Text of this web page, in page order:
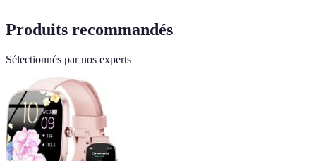
Produits recommandés
Sélectionnés par nos experts